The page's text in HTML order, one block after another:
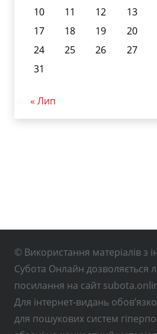
10
11 12 13
17
18 19 20
24
25 26 27
31
« Лип
© Використання матеріалів з
Субота Онлайн дозволяється
посилання на сайт
Для інтернет-видань
для пошукових систем